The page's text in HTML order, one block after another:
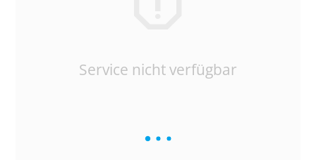
Service nicht verfügbar